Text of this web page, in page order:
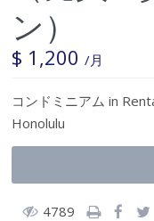
ン）
$ 1,200 /月
コンドミニアム in
Honolulu
4789